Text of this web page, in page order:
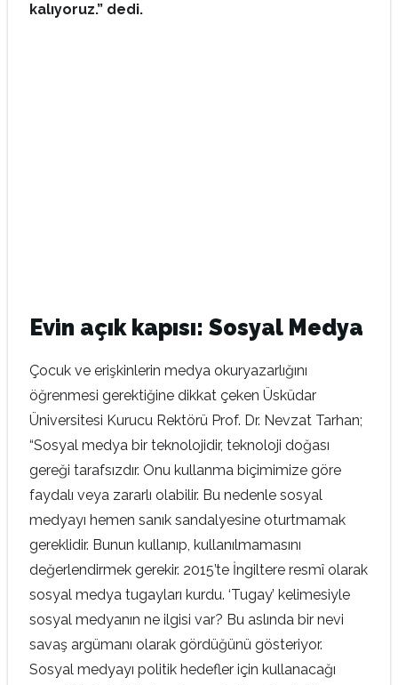
kalıyoruz.” dedi.
Evin açık kapısı: Sosyal Medya
Çocuk ve erişkinlerin medya okuryazarlığını
öğrenmesi gerektiğine dikkat çeken Üsküdar
Üniversitesi Kurucu Rektörü Prof. Dr. Nevzat Tarhan;
“Sosyal medya bir teknolojidir, teknoloji doğası
gereği tarafsızdır. Onu kullanma biçimimize göre
faydalı veya zararlı olabilir. Bu nedenle sosyal
medyayı hemen sanık sandalyesine oturtmamak
gereklidir. Bunun kullanıp, kullanılmamasını
değerlendirmek gerekir. 2015’te İngiltere resmî olarak
sosyal medya tugayları kurdu. ‘Tugay’ kelimesiyle
sosyal medyanın ne ilgisi var? Bu aslında bir nevi
savaş argümanı olarak gördüğünü gösteriyor.
Sosyal medyayı politik hedefler için kullanacağı